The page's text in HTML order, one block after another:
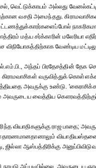
வெட்டுக்காயம் அல்லது
வசதி அமைந்தது.
மத்ய சர்க்காரின் மலேரியா
விநியோகத்திற்காக வேண்டிய
அந்தப் பிரதேசத்தின் தேக
வருவித்துக்
அவருக்கு உண்டு.
அவருடைய வைத்திய
வியாதிகளுக்கு ராஜ பாதை;
வியாதியஸ்தனை
ஜில்லா ஆஸ்பத்திரிக்கு
அப்படியில்லை. அவருடைய